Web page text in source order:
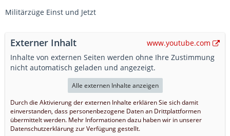
Militärzüge Einst und Jetzt
Externer Inhalt
www.youtube.com
Inhalte von externen Seiten werden ohne Ihre Zustimmung
nicht automatisch geladen und angezeigt.
Alle externen Inhalte anzeigen
Durch die Aktivierung der externen Inhalte erklären Sie sich damit
einverstanden, dass personenbezogene Daten an Drittplattformen
übermittelt werden. Mehr Informationen dazu haben wir in unserer
Datenschutzerklärung zur Verfügung gestellt.